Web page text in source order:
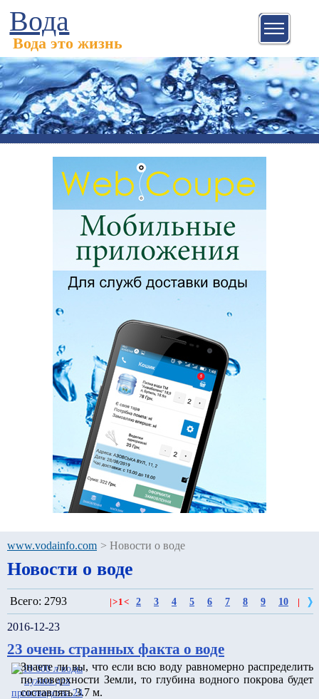
Вода
Вода это жизнь
www.vodainfo.com > Новости о воде
Новости о воде
Всего: 2793 >1< 2 3 4 5 6 7 8 9 10
2016-12-23
23 очень странных факта о воде
Знаете ли вы, что если всю воду равномерно распределить
по поверхности Земли, то глубина водного покрова будет
составлять 3.7 м.